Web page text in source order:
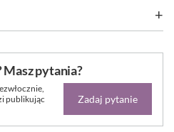
pytania?
publikując
Zadaj pytanie